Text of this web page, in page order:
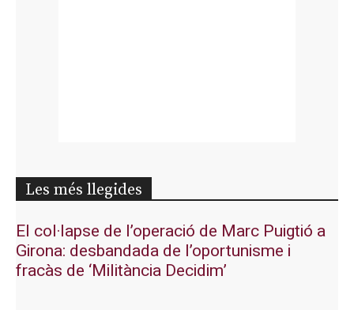
Les més llegides
El col·lapse de l’operació de Marc Puigtió a
Girona: desbandada de l’oportunisme i
fracàs de ‘Militància Decidim’